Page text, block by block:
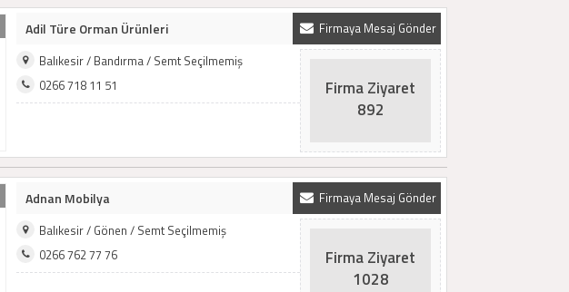
Firmaya Mesaj Gönder
Adil Türe Orman Ürünleri
Balıkesir / Bandırma / Semt Seçilmemiş
0266 718 11 51
Firma Ziyaret
892
Firmaya Mesaj Gönder
Adnan Mobilya
Balıkesir / Gönen / Semt Seçilmemiş
0266 762 77 76
Firma Ziyaret
1028